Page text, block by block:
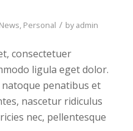
News, Personal / byadmin
consectetuer
ligula eget dolor.
natoque penatibus et
nascetur ridiculus
nec, pellentesque